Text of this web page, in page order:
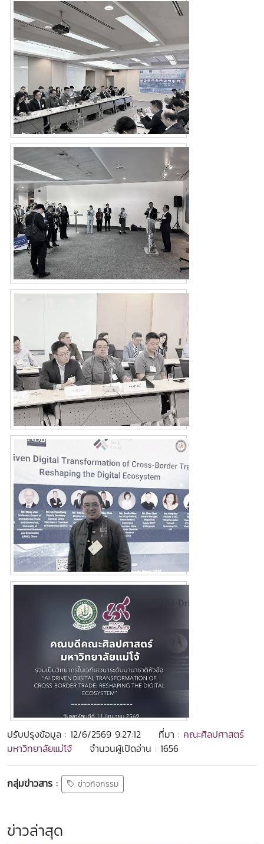
ปรับปรุงข้อมูล : 12/6/2569 9:27:12 ที่มา : คณะศิลปศาสตร์
มหาวิทยาลัยแม่โจ้
จำนวนผู้เปิดอ่าน : 1656
กลุ่มข่าวสาร : ข่าวกิจกรรม
ข่าวล่าสุด